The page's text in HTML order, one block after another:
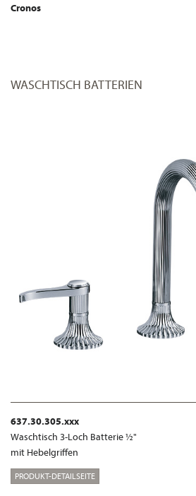
Cronos
WASCHTISCH BATTERIEN
637.30.305.xxx
Waschtisch 3-Loch Batterie ½"
mit Hebelgriffen
PRODUKT-DETAILSEITE